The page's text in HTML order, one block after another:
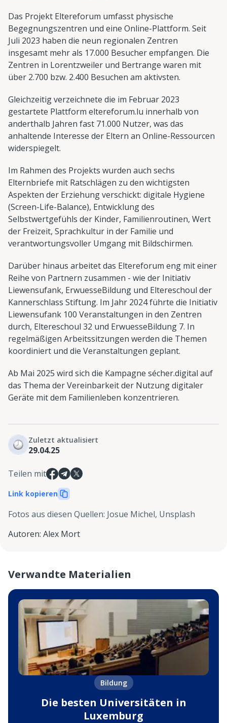
Das Projekt Eltereforum umfasst physische
Begegnungszentren und eine Online-Plattform. Seit
Juli 2023 haben die neun regionalen Zentren
insgesamt mehr als 17.000 Besucher empfangen. Die
Zentren in Lorentzweiler und Bertrange waren mit
über 2.700 bzw. 2.400 Besuchen am aktivsten.
Gleichzeitig verzeichnete die im Februar 2023
gestartete Plattform eltereforum.lu innerhalb von
anderthalb Jahren fast 71.000 Nutzer, was das
anhaltende Interesse der Eltern an Online-Ressourcen
widerspiegelt.
Im Rahmen des Projekts wurden auch sechs
Elternbriefe mit Ratschlägen zu den wichtigsten
Aspekten der Erziehung verschickt: digitale Hygiene
(Screen-Life-Balance), Entwicklung des
Selbstwertgefühls der Kinder, Familienroutinen, Wert
der Freizeit, Sprachkultur in der Familie und
verantwortungsvoller Umgang mit Bildschirmen.
Darüber hinaus arbeitet das Eltereforum eng mit einer
Reihe von Partnern zusammen - wie der Initiativ
Liewensufank, ErwuesseBildung und Eltereschoul der
Kannerschlass Stiftung. Im Jahr 2024 führte die Initiativ
Liewensufank 100 Veranstaltungen in den Zentren
durch, Eltereschoul 32 und ErwuesseBildung 7. In
regelmäßigen Arbeitssitzungen werden die Themen
koordiniert und die Veranstaltungen geplant.
Ab Mai 2025 wird sich die Kampagne sécher.digital auf
das Thema der Vereinbarkeit der Nutzung digitaler
Geräte mit dem Familienleben konzentrieren.
Zuletzt aktualisiert
29.04.25
Teilen mit
Link kopieren
Fotos aus diesen Quellen: Josue Michel, Unsplash
Autoren: Alex Mort
Verwandte Materialien
Bildung
Die besten Universitäten in
Luxemburg